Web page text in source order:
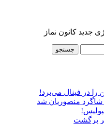
را در فینال می‌برد!
منصوریان شد
برگشت